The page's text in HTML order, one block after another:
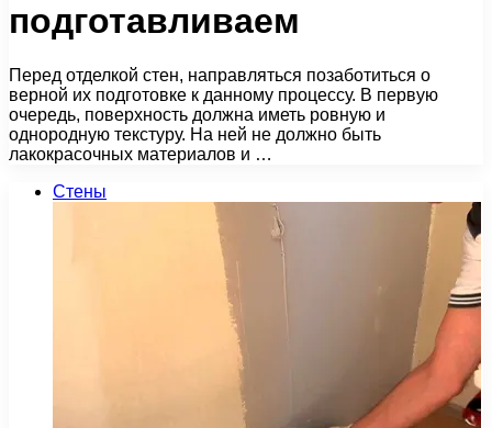
подготавливаем
Перед отделкой стен, направляться позаботиться о
верной их подготовке к данному процессу. В первую
очередь, поверхность должна иметь ровную и
однородную текстуру. На ней не должно быть
лакокрасочных материалов и …
Стены